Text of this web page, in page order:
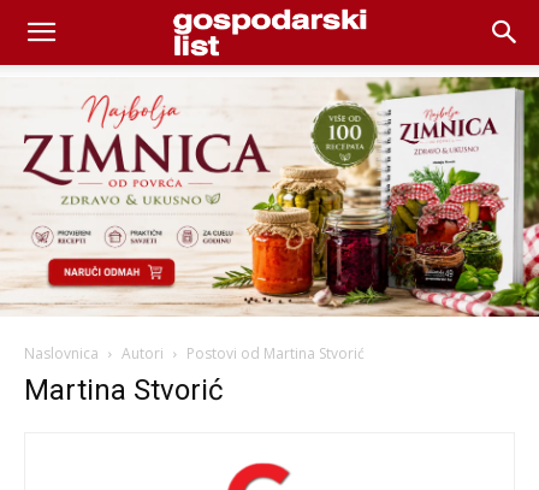
Naslovnica Autori Postovi od Martina Stvorić
Martina Stvorić